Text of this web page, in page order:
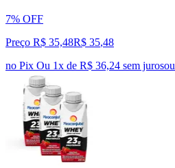
7% OFF
Preço R$ 35,48R$ 35,48
no Pix Ou 1x de R$ 36,24 sem jurosou